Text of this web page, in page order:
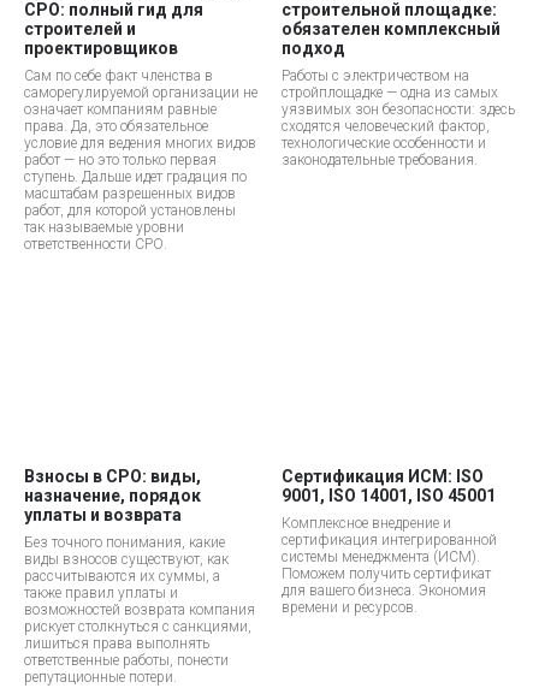
СРО: полный гид для
строителей и
проектировщиков
Сам по себе факт членства в
саморегулируемой организации не
означает компаниям равные
права. Да, это обязательное
условие для ведения многих видов
работ — но это только первая
ступень. Дальше идет градация по
масштабам разрешенных видов
работ, для которой установлены
так называемые уровни
ответственности СРО.
строительной площадке:
обязателен комплексный
подход
Работы с электричеством на
стройплощадке — одна из самых
уязвимых зон безопасности: здесь
сходятся человеческий фактор,
технологические особенности и
законодательные требования.
Взносы в СРО: виды,
назначение, порядок
уплаты и возврата
Без точного понимания, какие
виды взносов существуют, как
рассчитываются их суммы, а
также правил уплаты и
возможностей возврата компания
рискует столкнуться с санкциями,
лишиться права выполнять
ответственные работы, понести
репутационные потери.
Сертификация ИСМ: ISO
9001, ISO 14001, ISO 45001
Комплексное внедрение и
сертификация интегрированной
системы менеджмента (ИСМ).
Поможем получить сертификат
для вашего бизнеса. Экономия
времени и ресурсов.